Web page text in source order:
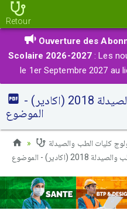
Retour
Ouverture des
Scolaire 2026-2027 : Les
le 1er Septembre 2027 au
الموضوع
(اكادير) - الموضوع